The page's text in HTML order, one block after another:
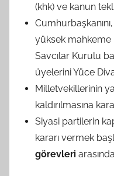
(khk) ve kanun
yüksek mahkeme
Savcılar Kurulu
üyelerini Yüce
Milletvekillerinin
kaldırılmasına
Siyasi partilerin
kararı vermek
görevleri